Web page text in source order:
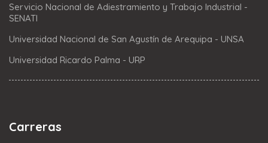
Servicio Nacional de Adiestramiento y Trabajo Industrial -
SENATI
Universidad Nacional de San Agustín de Arequipa - UNSA
Universidad Ricardo Palma - URP
Carreras